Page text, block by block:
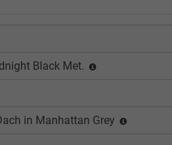
Black Met.
in Manhattan Grey